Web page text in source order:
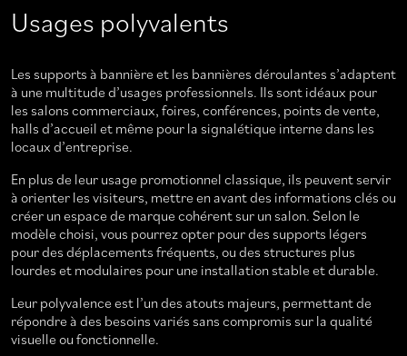
Usages polyvalents
Les supports à bannière et les bannières déroulantes s’adaptent
à une multitude d’usages professionnels. Ils sont idéaux pour
les salons commerciaux, foires, conférences, points de vente,
halls d’accueil et même pour la signalétique interne dans les
locaux d’entreprise.
En plus de leur usage promotionnel classique, ils peuvent servir
à orienter les visiteurs, mettre en avant des informations clés ou
créer un espace de marque cohérent sur un salon. Selon le
modèle choisi, vous pourrez opter pour des supports légers
pour des déplacements fréquents, ou des structures plus
lourdes et modulaires pour une installation stable et durable.
Leur polyvalence est l’un des atouts majeurs, permettant de
répondre à des besoins variés sans compromis sur la qualité
visuelle ou fonctionnelle.